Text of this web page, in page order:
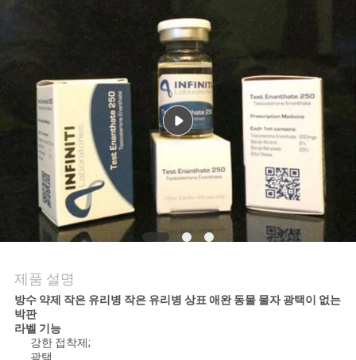
관
리
락
뉴
스
제품 설명
방수 약제 작은 유리병 작은 유리병 상표 애완 동물 물자 광택이 없는
박판
라벨 기능
강한 접착제;
광택